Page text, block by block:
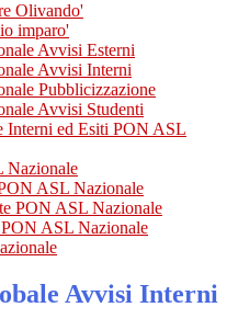
Olivando'
imparo'
Avvisi Esterni
Avvisi Interni
Pubblicizzazione
Avvisi Studenti
Interni ed Esiti PON ASL
Nazionale
ASL Nazionale
PON ASL Nazionale
ASL Nazionale
Avvisi Interni